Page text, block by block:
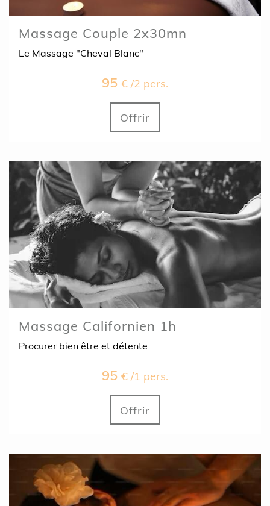
Massage Couple 2x30mn
Le Massage "Cheval Blanc"
95 € /2 pers.
Offrir
Massage Californien 1h
Procurer bien être et détente
95 € /1 pers.
Offrir